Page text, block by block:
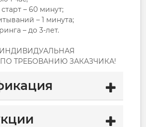
– 60 минут;
– 1 минута;
– до 3-лет.
ТРЕБОВАНИЮ ЗАКАЗЧИКА!